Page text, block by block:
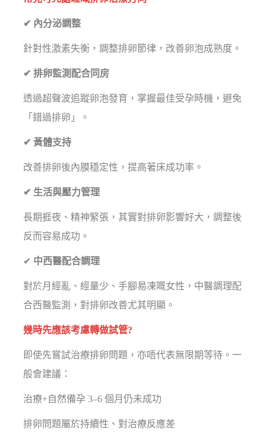
✔ 內分泌調整
針對性激素失衡，調整排卵節律，改善卵泡成熟度。
✔ 排卵監測配合同房
透過超聲波追蹤卵泡發育，掌握最佳受孕時機，避免
「錯過排卵」。
✔ 黃體支持
改善排卵後內膜穩定性，提高著床成功率。
✔ 生活與壓力管理
長期捱夜、精神緊張，其實對排卵影響好大，調整後
反而容易成功。
✔ 中西醫配合調理
對於月經亂、經量少、手腳易凍嘅女性，中醫調理配
合西醫監測，對排卵改善尤其明顯。
幾時先應該考慮轉做試管?
即使先嘗試治療排卵問題，亦唔代表無限期等待。一
般會建議：
治療+自然備孕 3–6 個月仍未成功
排卵問題屬於持續性、對治療反應差